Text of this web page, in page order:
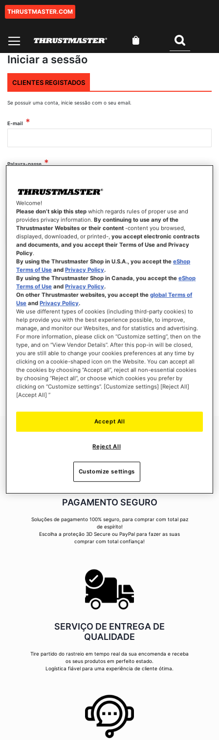
Conteúdo
THRUSTMASTER.COM
O Meu Carrinho
Iniciar a sessão
CLIENTES REGISTADOS
Se possuir uma conta, inicie sessão com o seu email.
E-mail
Palavra-passe
Mostrar palavra-passe
INICIAR SESSÃO
Esqueceu-se da Palavra-passe?
NOVOS CLIENTES
Criar uma conta online tem muitas vantagens: finalizar as encomendas mais
rapidamente, gravar mais que uma morada, seguir o estado das suas encomendas e
muito mais.
CRIAR UMA CONTA
PAGAMENTO SEGURO
Soluções de pagamento 100% seguro, para comprar com total paz
de espírito!
Escolha a proteção 3D Secure ou PayPal para fazer as suas
comprar com total confiança!
SERVIÇO DE ENTREGA DE
QUALIDADE
Tire partido do rastreio em tempo real da sua encomenda e receba
os seus produtos em perfeito estado.
Logística fiável para uma experiência de cliente ótima.
Welcome!
Please don’t skip this step which regards rules of proper use and
provides privacy information.By continuing to use any of the
Thrustmaster Websites or their content -content you browsed,
displayed, downloaded, or printed-,you accept electronic contracts
and documents, and you accept their Terms of Use and Privacy
Policy.
By using the Thrustmaster Shop in U.S.A., you accept theeShop
Terms of Use andPrivacy Policy.
By using the Thrustmaster Shop in Canada, you accept theeShop
Terms of Use andPrivacy Policy.
On other Thrustmaster websites, you accept theglobal Terms of
Use andPrivacy Policy.
We use different types of cookies (including third-party cookies) to
help provide you with the best experience possible, to improve,
manage, and monitor our Websites, and for statistics and advertising.
For more information, please click on “Customize setting”, then on the
type, and on “View Vendor Details”. After this pop-in will be closed,
you are still able to change your cookies preferences at any time by
clicking on a cookie-shaped icon on the Website. You can accept all
the cookies by choosing “Accept all”, reject all non-essential cookies
by choosing “Reject all”, or choose which cookies you prefer by
clicking on “Customize settings”. [Customize settings] [Reject All]
[Accept All] ”
Reject All
Accept All
Customize settings